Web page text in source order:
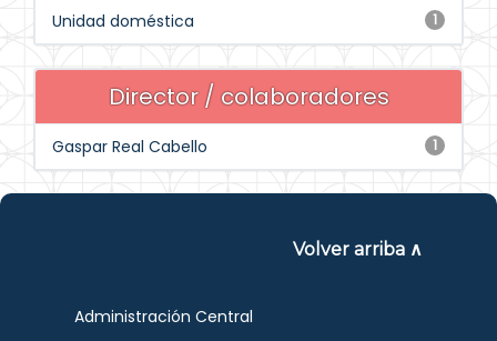
1
Unidad doméstica
Director / colaboradores
1
Gaspar Real Cabello
Volver arriba ∧
Administración Central